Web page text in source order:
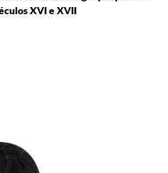
XVI e XVII